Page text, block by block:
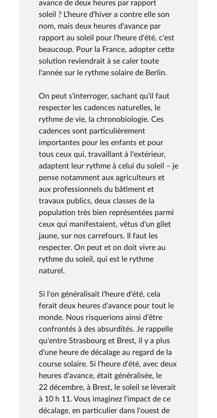
avance de deux heures par rapport
soleil ? L'heure d'hiver a contre elle son
nom, mais deux heures d'avance par
rapport au soleil pour l'heure d'été, c'est
beaucoup. Pour la France, adopter cette
solution reviendrait à se caler toute
l'année sur le rythme solaire de Berlin.
On peut s'interroger, sachant qu'il faut
respecter les cadences naturelles, le
rythme de vie, la chronobiologie. Ces
cadences sont particulièrement
importantes pour les enfants et pour
tous ceux qui, travaillant à l'extérieur,
adaptent leur rythme à celui du soleil – je
pense notamment aux agriculteurs et
aux professionnels du bâtiment et
travaux publics, deux classes de la
population très bien représentées parmi
ceux qui manifestaient, vêtus d'un gilet
jaune, sur nos carrefours. Il faut les
respecter. On peut et on doit vivre au
rythme du soleil, qui est le rythme
naturel.
Si l'on généralisait l'heure d'été, cela
ferait deux heures d'avance pour tout le
monde. Nous risquerions ainsi d'être
confrontés à des absurdités. Je rappelle
qu'entre Strasbourg et Brest, il y a plus
d'une heure de décalage au regard de la
course solaire. Si l'heure d'été, avec deux
heures d'avance, était généralisée, le
22 décembre, à Brest, le soleil se lèverait
à 10 h 11. Vous imaginez l'impact de ce
décalage, en particulier dans l'ouest de